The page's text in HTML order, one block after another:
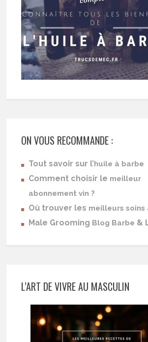
ON VOUS RECOMMANDE :
Tout savoir sur l’huile à barbe
Comment choisir le meilleur
abonnement vin ?
Où trouver les meilleurs soins
Male Grooming Blog Barbe &
L’ART DE VIVRE AU MASCULIN